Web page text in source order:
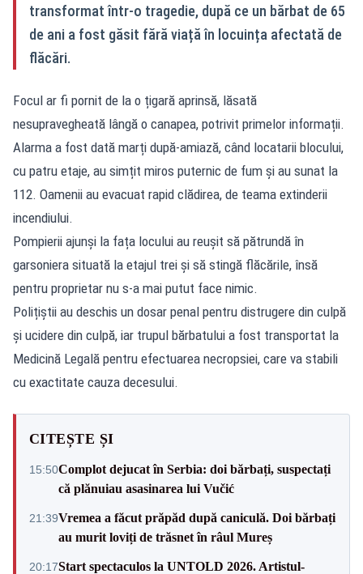
transformat într-o tragedie, după ce un bărbat de 65
de ani a fost găsit fără viață în locuința afectată de
flăcări.
Focul ar fi pornit de la o țigară aprinsă, lăsată
nesupravegheată lângă o canapea, potrivit primelor informații.
Alarma a fost dată marți după-amiază, când locatarii blocului,
cu patru etaje, au simțit miros puternic de fum și au sunat la
112. Oamenii au evacuat rapid clădirea, de teama extinderii
incendiului.
Pompierii ajunși la fața locului au reușit să pătrundă în
garsoniera situată la etajul trei și să stingă flăcările, însă
pentru proprietar nu s-a mai putut face nimic.
Polițiștii au deschis un dosar penal pentru distrugere din culpă
și ucidere din culpă, iar trupul bărbatului a fost transportat la
Medicină Legală pentru efectuarea necropsiei, care va stabili
cu exactitate cauza decesului.
CITEȘTE ȘI
15:50Complot dejucat în Serbia: doi bărbați, suspectați
că plănuiau asasinarea lui Vučić
21:39Vremea a făcut prăpăd după caniculă. Doi bărbați
au murit loviți de trăsnet în râul Mureș
20:17Start spectaculos la UNTOLD 2026. Artistul-